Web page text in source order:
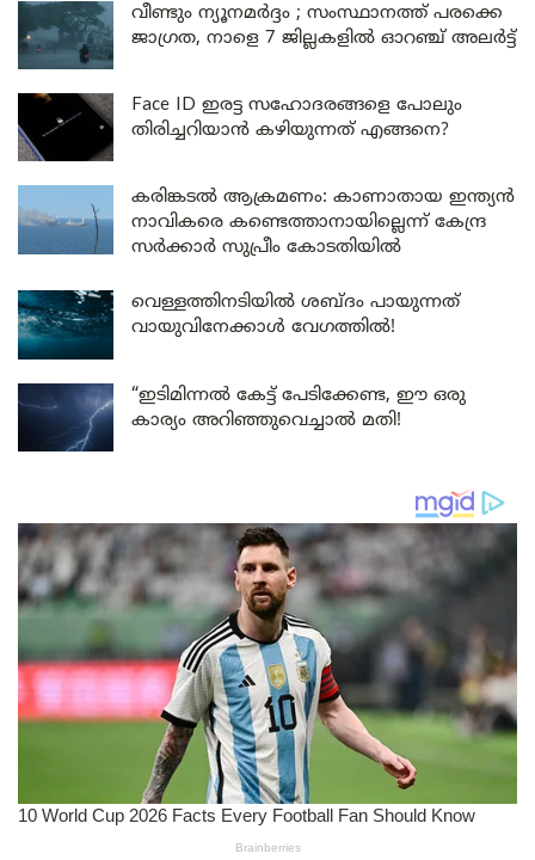
വീണ്ടും ന്യൂനമർദ്ദം ; സംസ്ഥാനത്ത് പരക്കെ
ജാഗ്രത, നാളെ 7 ജില്ലകളിൽ ഓറഞ്ച് അലർട്ട്
Face ID ഇരട്ട സഹോദരങ്ങളെ പോലും
തിരിച്ചറിയാൻ കഴിയുന്നത് എങ്ങനെ?
കരിങ്കടൽ ആക്രമണം: കാണാതായ ഇന്ത്യൻ
നാവികരെ കണ്ടെത്താനായില്ലെന്ന് കേന്ദ്ര
സർക്കാർ സുപ്രീം കോടതിയിൽ
വെള്ളത്തിനടിയിൽ ശബ്ദം പായുന്നത്
വായുവിനേക്കാൾ വേഗത്തിൽ!
“ഇടിമിന്നൽ കേട്ട് പേടിക്കേണ്ട, ഈ ഒരു
കാര്യം അറിഞ്ഞുവെച്ചാൽ മതി!